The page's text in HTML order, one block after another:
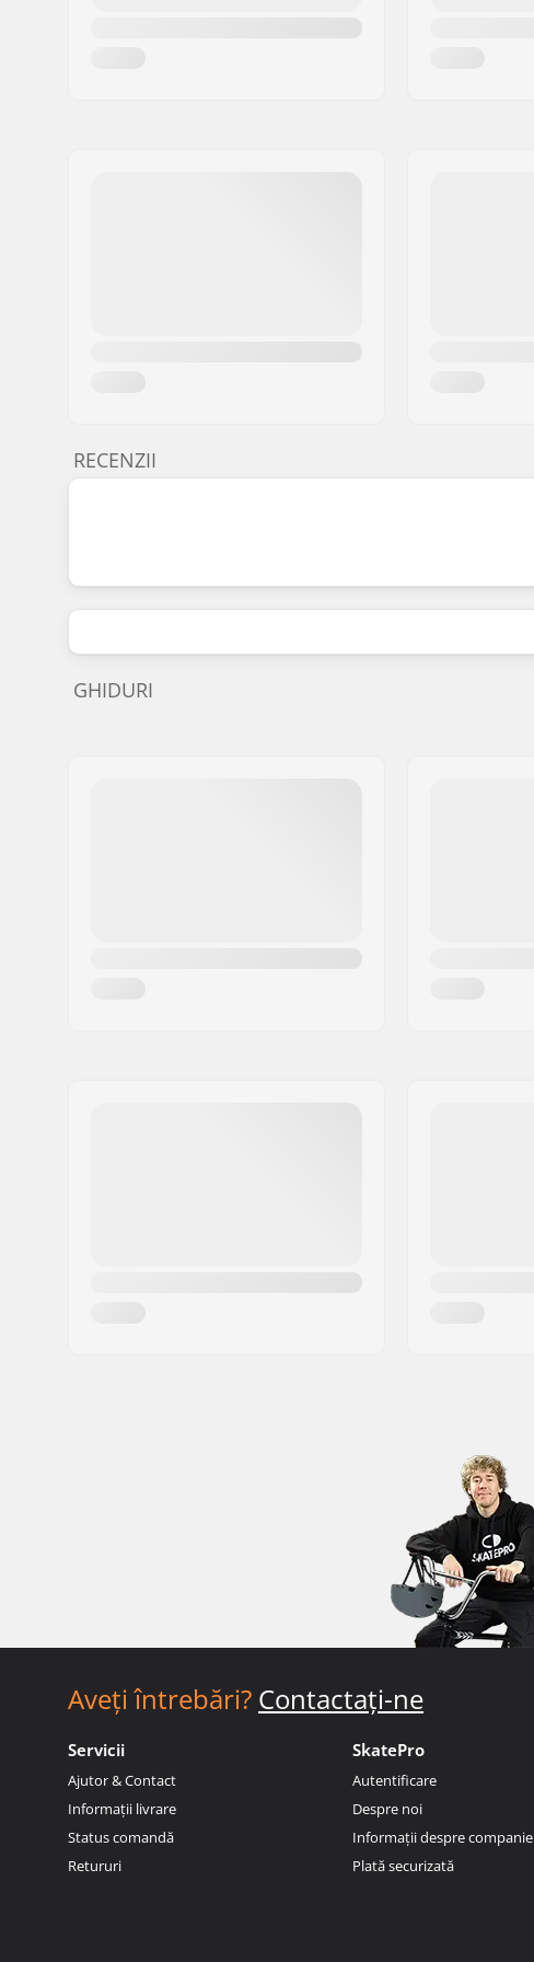
RECENZII
GHIDURI
Aveți întrebări? Contactați-ne
Servicii
Ajutor & Contact
Informații livrare
Status comandă
Retururi
SkatePro
Autentificare
Despre noi
Informații despre companie
Plată securizată